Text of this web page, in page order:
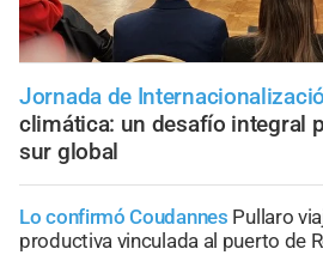
Jornada de
climática: un desafío integral
sur global
Lo confirmó Coudannes Pullaro
productiva vinculada al puerto de